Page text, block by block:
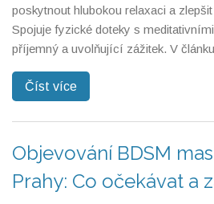
poskytnout hlubokou relaxaci a
Spojuje fyzické doteky s
příjemný a uvolňující zážitek. V
to je vyzkoušet. Přináší tipy, jak najít
obohatit váš život.
Číst více
Objevování BDSM
Prahy: Co očekávat a